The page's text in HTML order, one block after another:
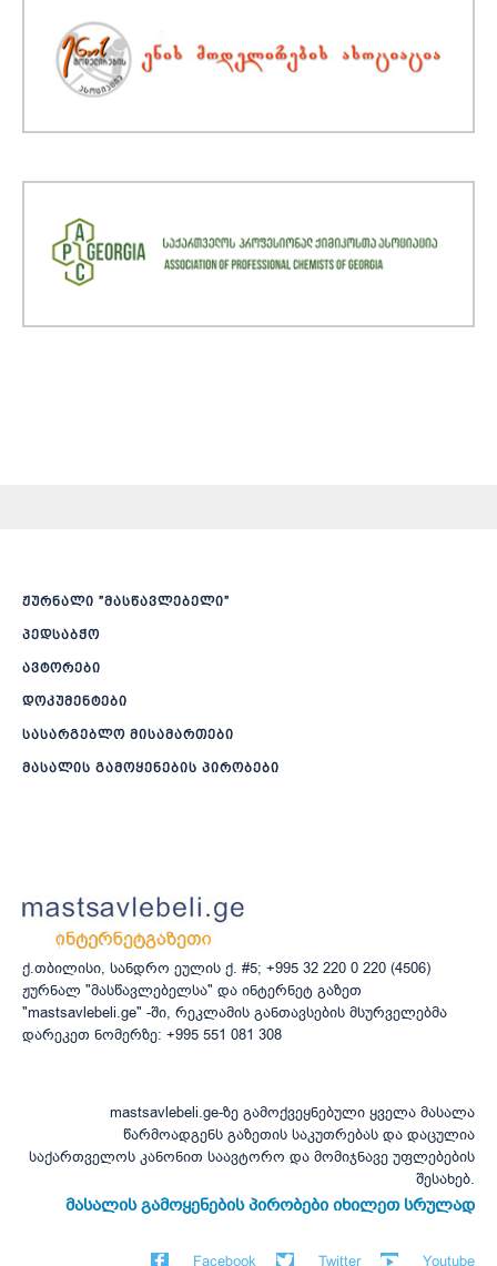
ჟურნალი ”მასწავლებელი”
პედსაბჭო
ავტორები
დოკუმენტები
სასარგებლო მისამართები
მასალის გამოყენების პირობები
ქ.თბილისი, სანდრო ეულის ქ. #5; +995 32 220 0 220 (4506)
ჟურნალ "მასწავლებელსა" და ინტერნეტ გაზეთ
"mastsavlebeli.ge" -ში, რეკლამის განთავსების მსურველებმა
დარეკეთ ნომერზე: +995 551 081 308
mastsavlebeli.ge-ზე გამოქვეყნებული ყველა მასალა
წარმოადგენს გაზეთის საკუთრებას და დაცულია
საქართველოს კანონით საავტორო და მომიჯნავე უფლებების
შესახებ.
მასალის გამოყენების პირობები იხილეთ სრულად
Facebook Twitter Youtube